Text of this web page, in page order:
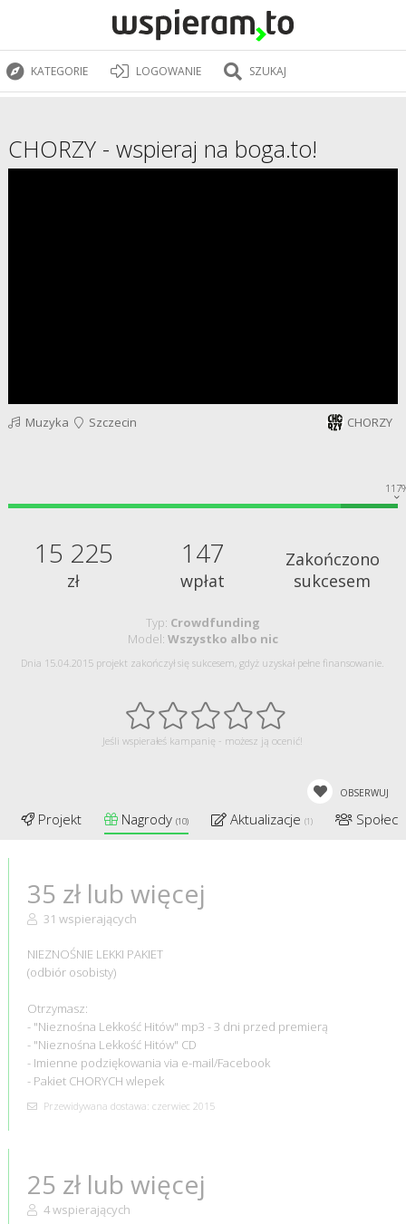
KATEGORIE LOGOWANIE SZUKAJ
CHORZY - wspieraj na boga.to!
Muzyka Szczecin CHORZY
15 225
zł
147
wpłat
Zakończono
sukcesem
Typ: Crowdfunding
Model: Wszystko albo nic
Dnia 15.04.2015 projekt zakończył się sukcesem, gdyż uzyskał pełne finansowanie.
Jeśli wspierałeś kampanię - możesz ją ocenić!
OBSERWUJ
Projekt Nagrody(10) Aktualizacje(1)
35 zł lub więcej
31 wspierających
NIEZNOŚNIE LEKKI PAKIET
(odbiór osobisty)
Otrzymasz:
- "Nieznośna Lekkość Hitów" mp3 - 3 dni przed premierą
- "Nieznośna Lekkość Hitów" CD
- Imienne podziękowania via e-mail/Facebook
- Pakiet CHORYCH wlepek
Przewidywana dostawa: czerwiec 2015
25 zł lub więcej
4 wspierających